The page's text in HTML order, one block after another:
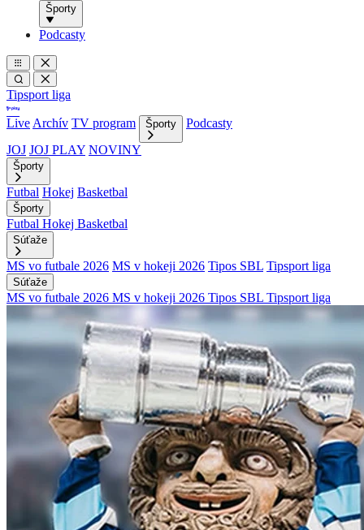
Športy
Podcasty
Tipsport liga
Live Archív TV program Športy
Podcasty
JOJ JOJ PLAY NOVINY
Športy
Futbal Hokej Basketbal
Športy
Futbal Hokej Basketbal
Súťaže
MS vo futbale 2026 MS v hokeji 2026 Tipos SBL Tipsport liga
Súťaže
MS vo futbale 2026 MS v hokeji 2026 Tipos SBL Tipsport liga